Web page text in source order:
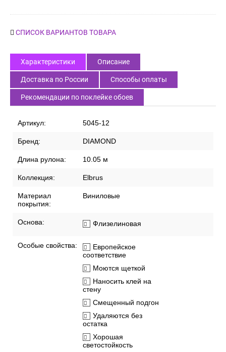
СПИСОК ВАРИАНТОВ ТОВАРА
Характеристики Описание
Доставка по России Способы оплаты
Рекомендации по поклейке обоев
Артикул: 5045-12
Бренд: DIAMOND
Длина рулона: 10.05 м
Коллекция: Elbrus
Материал
покрытия:
Виниловые
Основа: Флизелиновая
Особые свойства:
Европейское
соответствие
Моются щеткой
Наносить клей на
стену
Смещенный подгон
Удаляются без
остатка
Хорошая
светостойкость